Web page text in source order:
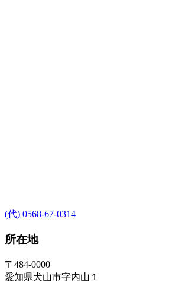
(代) 0568-67-0314
所在地
〒484-0000
愛知県犬山市字内山１